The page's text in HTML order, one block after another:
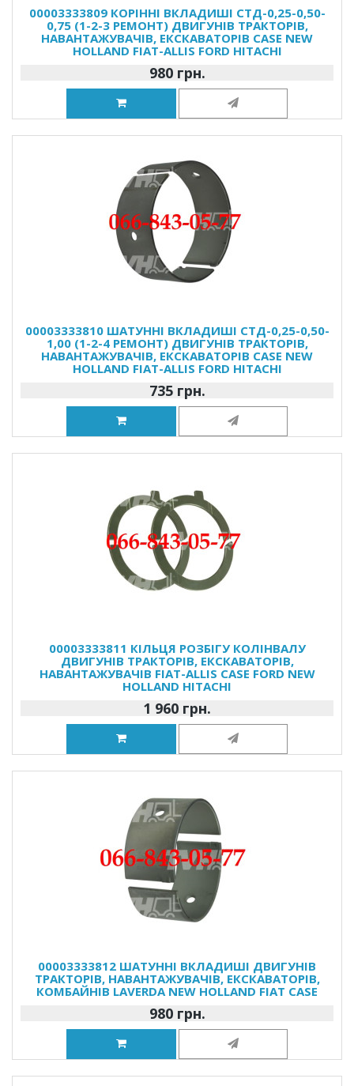
00003333809 КОРІННІ ВКЛАДИШІ СТД-0,25-0,50-
0,75 (1-2-3 РЕМОНТ) ДВИГУНІВ ТРАКТОРІВ,
НАВАНТАЖУВАЧІВ, ЕКСКАВАТОРІВ CASE NEW
HOLLAND FIAT-ALLIS FORD HITACHI
980 грн.
00003333810 ШАТУННІ ВКЛАДИШІ СТД-0,25-0,50-
1,00 (1-2-4 РЕМОНТ) ДВИГУНІВ ТРАКТОРІВ,
НАВАНТАЖУВАЧІВ, ЕКСКАВАТОРІВ CASE NEW
HOLLAND FIAT-ALLIS FORD HITACHI
735 грн.
00003333811 КІЛЬЦЯ РОЗБІГУ КОЛІНВАЛУ
ДВИГУНІВ ТРАКТОРІВ, ЕКСКАВАТОРІВ,
НАВАНТАЖУВАЧІВ FIAT-ALLIS CASE FORD NEW
HOLLAND HITACHI
1 960 грн.
00003333812 ШАТУННІ ВКЛАДИШІ ДВИГУНІВ
ТРАКТОРІВ, НАВАНТАЖУВАЧІВ, ЕКСКАВАТОРІВ,
КОМБАЙНІВ LAVERDA NEW HOLLAND FIAT CASE
980 грн.